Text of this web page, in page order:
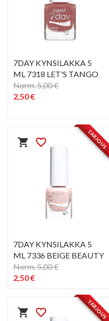
7DAY KYNSILAKKA 5
ML 7318 LET'S TANGO
Norm. 5,00 €
2,50 €
shopping_cart favorite_border TARJOUS
7DAY KYNSILAKKA 5
ML 7336 BEIGE BEAUTY
Norm. 5,00 €
2,50 €
shopping_cart favorite_border TARJOUS